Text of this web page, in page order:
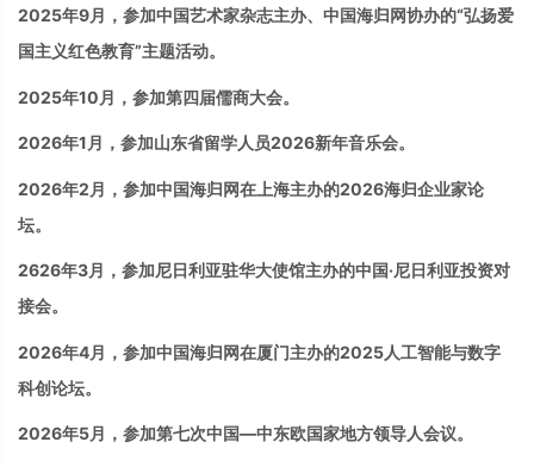
2025年9月，参加中国艺术家杂志主办、中国海归网协办的“弘扬爱
国主义红色教育”主题活动。
2025年10月，参加第四届儒商大会。
2026年1月，参加山东省留学人员2026新年音乐会。
2026年2月， 参加中国海归网在上海主办的2026海归企业家论
坛。
2626年3月，参加尼日利亚驻华大使馆主办的中国·尼日利亚投资对
接会。
2026年4月， 参加中国海归网在厦门主办的2025人工智能与数字
科创论坛。
2026年5月，参加第七次中国—中东欧国家地方领导人会议。